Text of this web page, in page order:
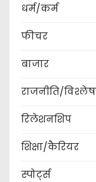
धर्म/कर्म
फीचर
बाजार
राजनीति/
रिलेशनशिप
शिक्षा/कैरियर
स्पोर्ट्स